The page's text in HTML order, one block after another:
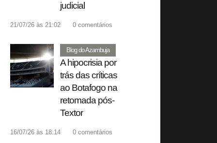
judicial
21/07/26 às 21:02 0 comentários
Blog do Azambuja
A hipocrisia por
trás das críticas
ao Botafogo na
retomada pós-
Textor
16/07/26 às 18:14 0 comentários